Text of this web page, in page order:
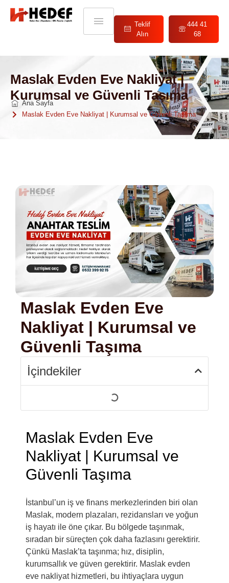
Teklif
Alın
444 41
68
Maslak Evden Eve Nakliyat |
Kurumsal ve Güvenli Taşıma
Ana Sayfa
Maslak Evden Eve Nakliyat | Kurumsal ve Güvenli Taşıma
Maslak Evden Eve
Nakliyat | Kurumsal ve
Güvenli Taşıma
İçindekiler
Maslak Evden Eve
Nakliyat | Kurumsal ve
Güvenli Taşıma
İstanbul’un iş ve finans merkezlerinden biri olan
Maslak, modern plazaları, rezidansları ve yoğun
iş hayatı ile öne çıkar. Bu bölgede taşınmak,
sıradan bir süreçten çok daha fazlasını gerektirir.
Çünkü Maslak’ta taşınma; hız, disiplin,
kurumsallık ve güven gerektirir. Maslak evden
eve nakliyat hizmetleri, bu ihtiyaçlara uygun